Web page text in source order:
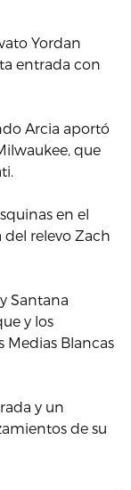
Yordan
entrada con
Arcia aportó
que
en el
relevo Zach
Santana
y los
Medias Blancas
y un
de su